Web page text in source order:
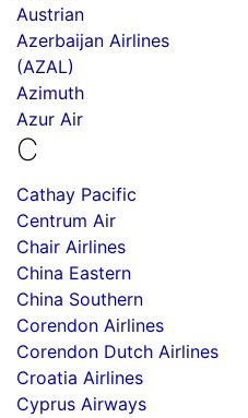
Austrian
Azerbaijan Airlines
(AZAL)
Azimuth
Azur Air
C
Cathay Pacific
Centrum Air
Chair Airlines
China Eastern
China Southern
Corendon Airlines
Corendon Dutch Airlines
Croatia Airlines
Cyprus Airways